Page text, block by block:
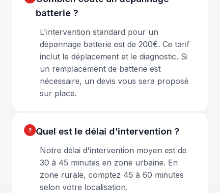
batterie ?
L'intervention standard pour un
dépannage batterie est de 200€. Ce tarif
inclut le déplacement et le diagnostic. Si
un remplacement de batterie est
nécessaire, un devis vous sera proposé
sur place.
Quel est le délai d'intervention ?
Notre délai d'intervention moyen est de
30 à 45 minutes en zone urbaine. En
zone rurale, comptez 45 à 60 minutes
selon votre localisation.